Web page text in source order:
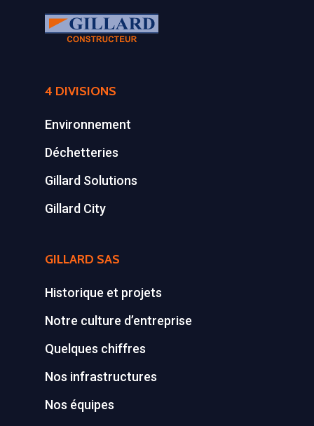
4 DIVISIONS
Environnement
Déchetteries
Gillard Solutions
Gillard City
GILLARD SAS
Historique et projets
Notre culture d’entreprise
Quelques chiffres
Nos infrastructures
Nos équipes